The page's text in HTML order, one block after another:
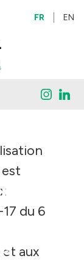
FRANÇAIS
du 6
aux